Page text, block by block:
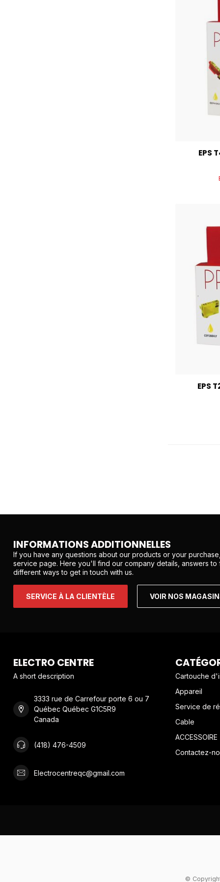
EPS
EPS
INFORMATIONS ADDITIONNELLES
If you have any questions about our products or your
service page. Here you'll find our company details, answers
different ways to get in touch with us.
SERVICE À LA CLIENTÈLE VOIR NOS
ELECTRO CENTRE
A short description
3333 rue de Carrefour porte 6 ou 7
Québec Québec G1C5R9
Canada
(418) 476-4509
Electrocentreqc@gmail.com
Cartouche
Appareil
Service de
Cable
ACCESSOIRE
Contactez-
©